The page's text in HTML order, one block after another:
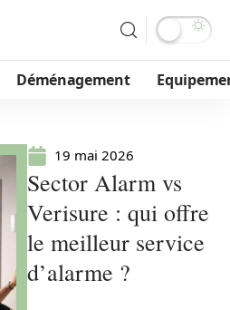
Déménagement
19 mai 2026
Sector Alarm vs
Verisure : qui offre
le meilleur service
d’alarme ?